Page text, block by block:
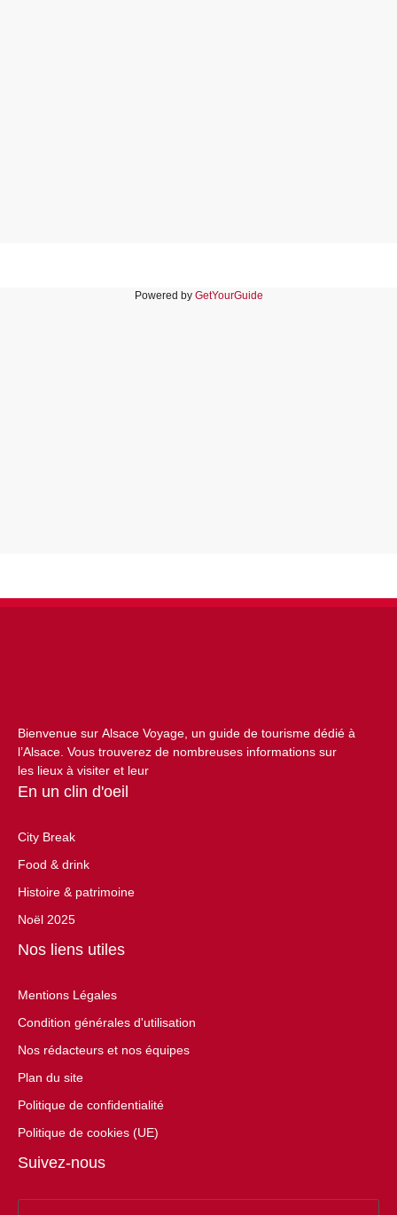
Powered by GetYourGuide
Bienvenue sur Alsace Voyage, un guide de tourisme dédié à
l’Alsace. Vous trouverez de nombreuses informations sur
les lieux à visiter et leur
En un clin d'oeil
City Break
Food & drink
Histoire & patrimoine
Noël 2025
Nos liens utiles
Mentions Légales
Condition générales d'utilisation
Nos rédacteurs et nos équipes
Plan du site
Politique de confidentialité
Politique de cookies (UE)
Suivez-nous